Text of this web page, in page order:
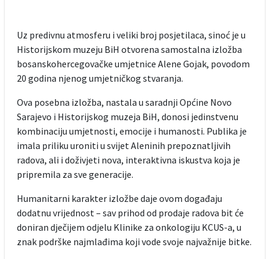
Uz predivnu atmosferu i veliki broj posjetilaca, sinoć je u
Historijskom muzeju BiH otvorena samostalna izložba
bosanskohercegovačke umjetnice Alene Gojak, povodom
20 godina njenog umjetničkog stvaranja.
Ova posebna izložba, nastala u saradnji Općine Novo
Sarajevo i Historijskog muzeja BiH, donosi jedinstvenu
kombinaciju umjetnosti, emocije i humanosti. Publika je
imala priliku uroniti u svijet Aleninih prepoznatljivih
radova, ali i doživjeti nova, interaktivna iskustva koja je
pripremila za sve generacije.
Humanitarni karakter izložbe daje ovom događaju
dodatnu vrijednost – sav prihod od prodaje radova bit će
doniran dječijem odjelu Klinike za onkologiju KCUS-a, u
znak podrške najmlađima koji vode svoje najvažnije bitke.